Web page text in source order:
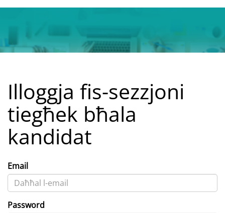
Illoggja fis-sezzjoni
tiegħek bħala
kandidat
Email
Password